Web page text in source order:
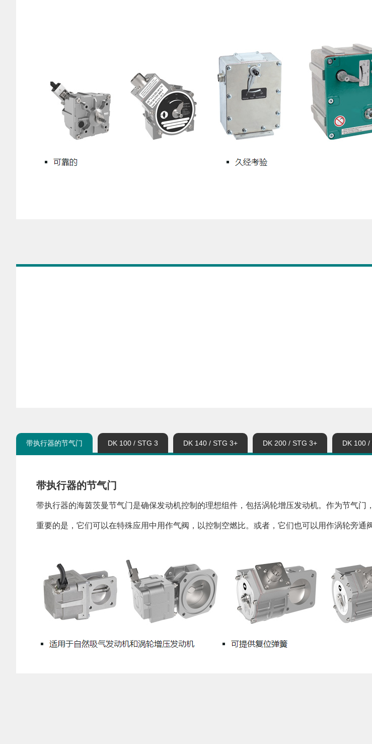
带执行器的节气门 DK 100 / STG 3 DK 140 / STG 3+ DK 200 / STG 3+ DK 100
带执行器的节气门
带执行器的海茵茨曼节气门是确保发动机控制的理想组件，包括涡轮增压发动机。作为节气
重要的是，它们可以在特殊应用中用作气阀，以控制空燃比。或者，它们也可以用作涡轮旁通阀